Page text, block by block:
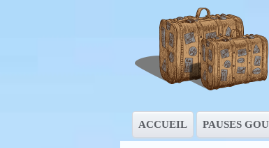
ACCUEIL PAUSES